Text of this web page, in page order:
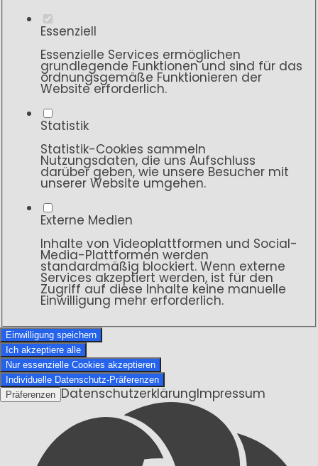
Essenziell
Essenzielle Services ermöglichen
grundlegende Funktionen und sind für das
ordnungsgemäße Funktionieren der
Website erforderlich.
Statistik
Statistik-Cookies sammeln
Nutzungsdaten, die uns Aufschluss
darüber geben, wie unsere Besucher mit
unserer Website umgehen.
Externe Medien
Inhalte von Videoplattformen und Social-
Media-Plattformen werden
standardmäßig blockiert. Wenn externe
Services akzeptiert werden, ist für den
Zugriff auf diese Inhalte keine manuelle
Einwilligung mehr erforderlich.
Einwilligung speichern
Ich akzeptiere alle
Nur essenzielle Cookies akzeptieren
Individuelle Datenschutz-Präferenzen
Präferenzen DatenschutzerklärungImpressum